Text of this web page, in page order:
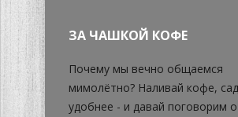
ЗА ЧАШКОЙ КОФЕ
Почему мы вечно общаемся
мимолётно? Наливай кофе,
удобнее - и давай поговорим